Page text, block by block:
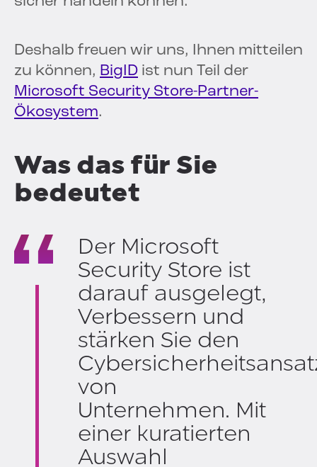
Deshalb freuen wir uns, Ihnen mitteilen
zu können, BigID ist nun Teil der
Microsoft Security Store-Partner-
Ökosystem.
Was das für Sie
bedeutet
Der Microsoft
Security Store ist
darauf ausgelegt,
Verbessern und
stärken Sie den
von
Unternehmen. Mit
einer kuratierten
Auswahl